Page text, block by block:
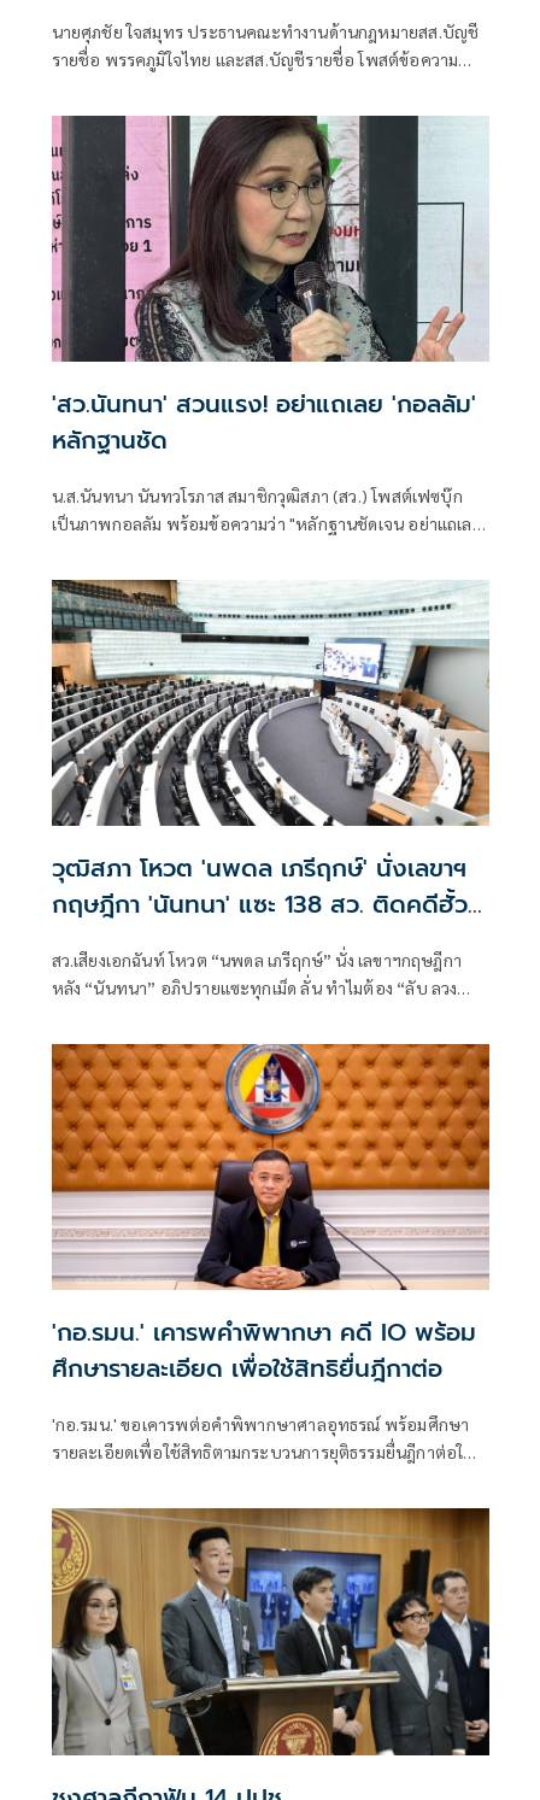
นายศุภชัย ใจสมุทร ประธานคณะทำงานด้านกฎหมายสส.บัญชี
รายชื่อ พรรคภูมิใจไทย และสส.บัญชีรายชื่อ โพสต์ข้อความ
'สว.นันทนา' สวนแรง! อย่าแถเลย 'กอลลัม'
หลักฐานชัด
น.ส.นันทนา นันทวโรภาส สมาชิกวุฒิสภา (สว.) โพสต์เฟซบุ๊ก
เป็นภาพกอลลัม พร้อมข้อความว่า "หลักฐานชัดเจน อย่าแถเลย
วุฒิสภา โหวต 'นพดล เภรีฤกษ์' นั่งเลขาฯ
กฤษฎีกา 'นันทนา' แซะ 138 สว. ติดคดีฮั้ว
สว.เสียงเอกฉันท์ โหวต “นพดล เภรีฤกษ์” นั่ง เลขาฯกฤษฎีกา
หลัง “นันทนา” อภิปรายแซะทุกเม็ด ลั่น ทำไมต้อง “ลับ ลวง
สว.หลายคน ก็ขออภัยด้วย ไม่พูดก็ได้ ขณะที่ “บิ๊กเกรียง” ปราม
ไม่มีใครสะเทือนใจ แต่ต้องคำนึงถึงมารยาทด้วย ต้องอภิปราย
คุณสมบัติคนถูกเลือก เจ้าตัวเถียงอีก ไม่ได้อภิปรายดินฟ้าอากาศ
พูดเสร็จออกจากห้องทันที
'กอ.รมน.' เคารพคำพิพากษา คดี IO พร้อม
ศึกษารายละเอียด เพื่อใช้สิทธิยื่นฎีกาต่อ
'กอ.รมน.' ขอเคารพต่อคำพิพากษาศาลอุทธรณ์ พร้อมศึกษา
รายละเอียดเพื่อใช้สิทธิตามกระบวนการยุติธรรมยื่นฎีกาต่อใน